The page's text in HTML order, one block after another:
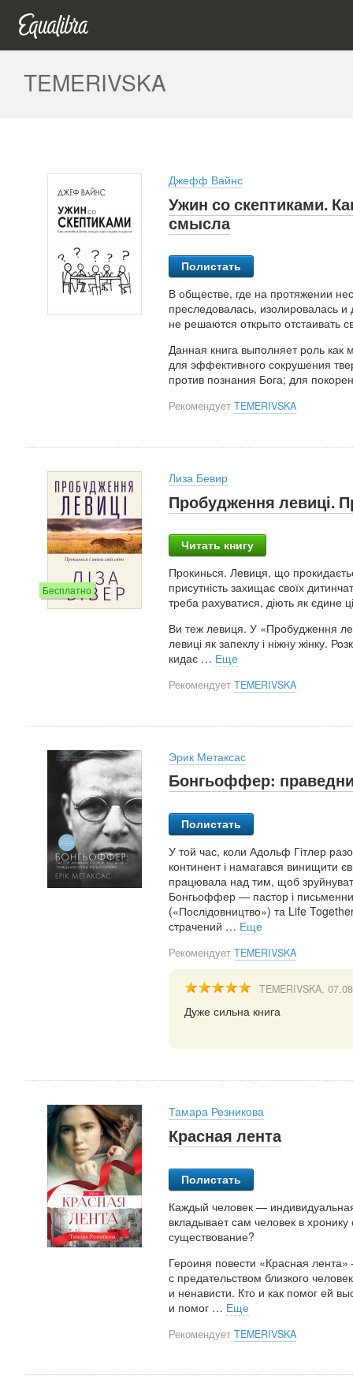
TEMERIVSKA
Джефф Вайнс
Ужин со скептиками.
смысла
Полистать
В обществе, где на протяжении
преследовалась, изолировалась
не решаются открыто отстаивать
Данная книга выполняет роль как
для эффективного сокрушения
против познания Бога; для
Рекомендует TEMERIVSKA
Бесплатно
Лиза Бевир
Пробудження левиці.
Читать книгу
Прокинься. Левиця, що
присутність захищає своїх
треба рахуватися, діють як єдине
Ви теж левиця. У «Пробудження
левиці як запеклу і ніжну жінку.
кидає … Еще
Рекомендует TEMERIVSKA
Эрик Метаксас
Бонгьоффер:
Полистать
У той час, коли Адольф Гітлер
континент і намагався винищити
працювала над тим, щоб
Бонгьоффер — пастор і
(«Послідовництво») та Life
страчений … Еще
Рекомендует TEMERIVSKA
TEMERIVSKA,
Дуже сильна книга
Тамара Резникова
Красная лента
Полистать
Каждый человек —
вкладывает сам человек в
существование?
Героиня повести «Красная
с предательством близкого
и ненависти. Кто и как помог ей
и помог … Еще
Рекомендует TEMERIVSKA